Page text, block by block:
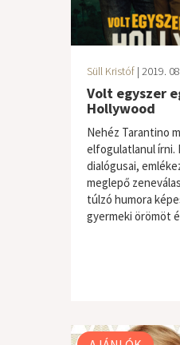
Süll Kristóf | 2019.
Volt egyszer
Hollywood
Nehéz Tarantino
elfogulatlanul írni.
dialógusai,
meglepő
túlzó humora
gyermeki örömöt